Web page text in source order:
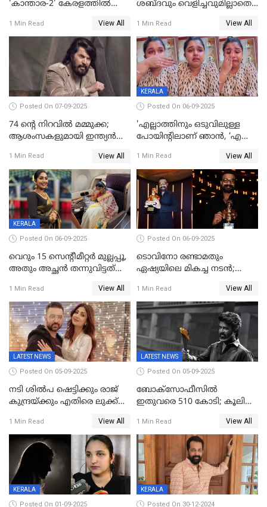
'കാന്താര-2' കേരളത്തിൽ
ഫിയോക്ക്
1 Min Read View All
ശബ്ദവും വെളിച്ചവുമില്ലാതെ
വിവാഹിതയായെന്ന്‌ നടി ​
ഗ്രേസ് ആന്റണി
1 Min Read View All
Posted On 07-09-2025
74 ന്റെ നിറവിൽ മമ്മുക്ക;
ആശംസകളുമായി ഇന്ത്യൻ
1 Min Read View All
KERALA
Posted On 06-09-2025
'എല്ലാത്തിനും ഒടുവിലുള്ള
പോയിന്റിലാണ് ഞാൻ, ‘എന്‍റെ
സ്നേഹിച്ചയാള്‍ തന്നെ
വഞ്ചിച്ചുപോയി’, ലൈവ്
വിഡിയോയിൽ
പൊട്ടിക്കരഞ്ഞ് നടി
1 Min Read View All
KERALA
Posted On 06-09-2025
വെറും 15 സെന്റീമീറ്റര്‍ മുല്ലപ്പൂ,
അതും അച്ഛൻ തന്നുവിട്ടത്
ലക്ഷം രൂപ പിഴ; നവ്യ
28ദിവസത്തിനകം പിഴ
അടയ്ക്കണം
1 Min Read View All
Posted On 06-09-2025
ടൊവിനോ രണ്ടാമതും
ഏഷ്യയിലെ മികച്ച നടന്‍;
പുരസ്‌കാരം
1 Min Read View All
LATEST NEWS
Posted On 05-09-2025
നടി ശിൽപ ഷെട്ടിക്കും രാജ്
കുന്ദ്രയ്ക്കും എതിരെ ലുക്ക്
1 Min Read View All
LATEST NEWS
Posted On 05-09-2025
ബോക്സോഫീസിൽ
ഇതുവരെ 510 കോടി; കൂലി
തീയതി പുറത്ത്
1 Min Read View All
KERALA
Posted On 01-09-2025
KERALA
Posted On 30-12-2024